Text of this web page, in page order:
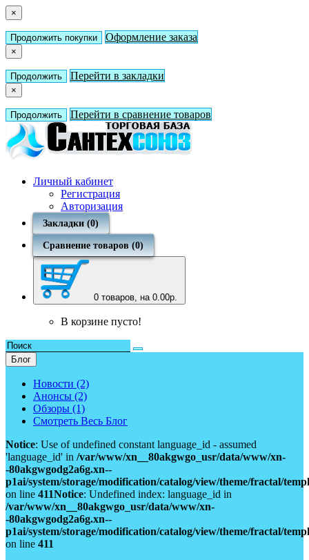
×
Продолжить покупки Оформление заказа
×
Продолжить Перейти в закладки
×
Продолжить Перейти в сравнение товаров
Личный кабинет
Регистрация
Авторизация
Закладки (0)
Сравнение товаров (0)
0 товаров, на 0.00р.
В корзине пусто!
Блог
Новости (2)
Анонсы (2)
Обзоры (1)
Смотреть Весь Блог
Notice: Use of undefined constant language_id - assumed
'language_id' in /var/www/xn__80akgwgo_usr/data/www/xn-
-80akgwgodg2a6g.xn--
p1ai/system/storage/modification/catalog/view/theme/fractal/
on line 411Notice: Undefined index: language_id in
/var/www/xn__80akgwgo_usr/data/www/xn-
-80akgwgodg2a6g.xn--
p1ai/system/storage/modification/catalog/view/theme/fractal/
on line 411